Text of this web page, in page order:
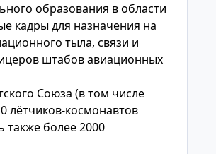
образования в области
кадры для назначения на
тыла, связи и
штабов авиационных
Союза (в том числе
лётчиков-космонавтов
также более 2000